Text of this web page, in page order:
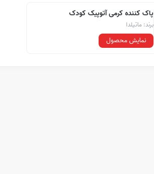
پاک کننده کرمی آتوپیک کودک
برند: ماتیلدا
نمایش محصول